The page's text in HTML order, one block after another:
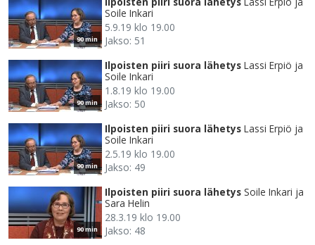
90 min
Soile Inkari
5.9.19 klo 19.00
Jakso: 51
90 min
Ilpoisten piiri suora lähetys Lassi Erpiö ja
Soile Inkari
1.8.19 klo 19.00
Jakso: 50
90 min
Ilpoisten piiri suora lähetys Lassi Erpiö ja
Soile Inkari
2.5.19 klo 19.00
Jakso: 49
90 min
Ilpoisten piiri suora lähetys Soile Inkari ja
Sara Helin
28.3.19 klo 19.00
Jakso: 48